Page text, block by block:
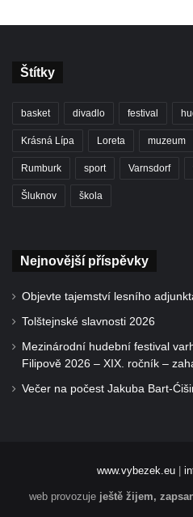
Štítky
basket divadlo festival
Krásná Lípa Loreta muzeum
Rumburk sport Varnsdorf
Šluknov škola
Nejnovější příspěvky
Objevte tajemství lesního
Tolštejnské slavnosti 2026
Mezinárodní hudební festival
Filipově 2026 – XIX. ročník –
Večer na počest Jakuba Bart-
www.vybezek.eu|
web provozuje ještě žijem,